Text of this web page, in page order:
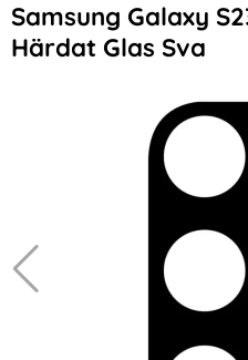
Samsung Galaxy
Härdat Glas Sva
Hoppa
över
Bilder